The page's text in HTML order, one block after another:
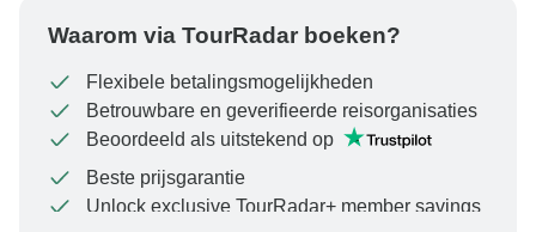
Waarom via TourRadar boeken?
Flexibele betalingsmogelijkheden
Betrouwbare en geverifieerde reisorganisaties
Beoordeeld als uitstekend op
Beste prijsgarantie
Unlock exclusive TourRadar+ member savings